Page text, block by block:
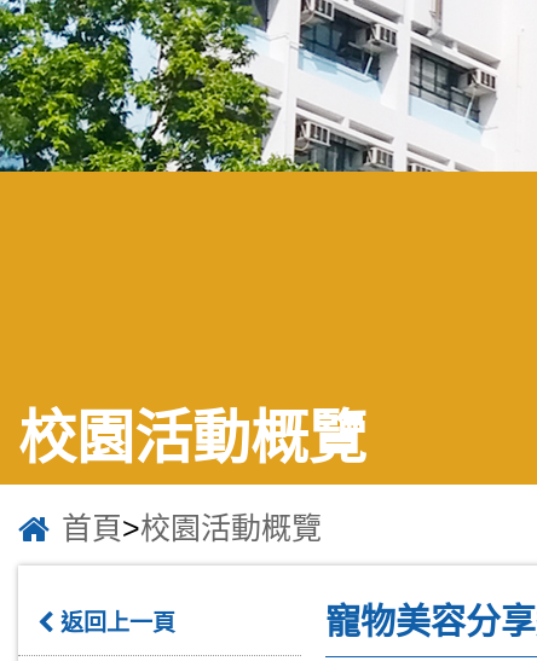
校園活動概覽
首頁>校園活動概覽
返回上一頁 寵物美容分